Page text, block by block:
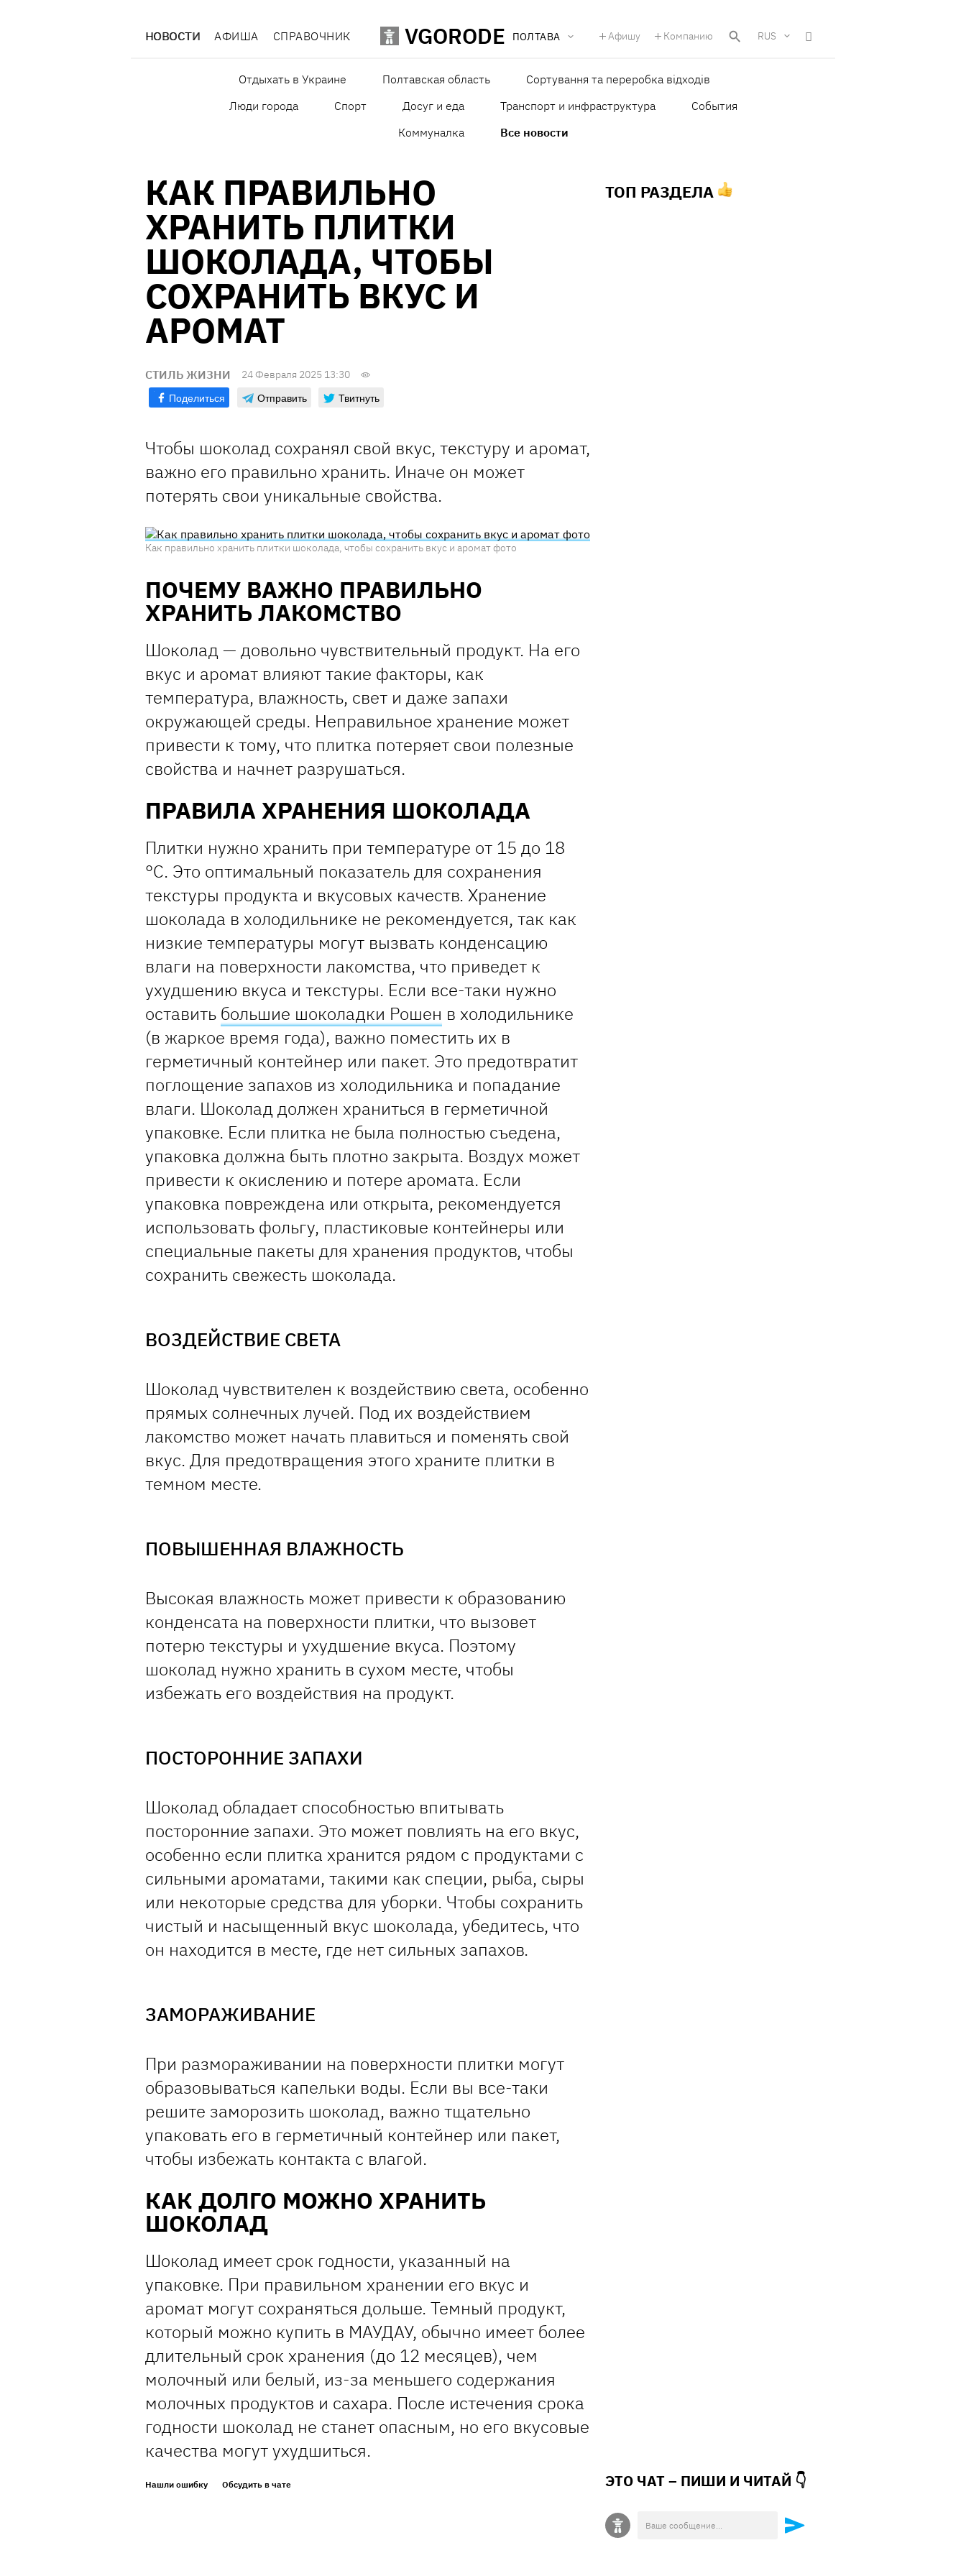
НОВОСТИ АФИША СПРАВОЧНИК VGORODE ПОЛТАВА Афишу Компанию RUS
Отдыхать в Украине Полтавская область
Сортування та переробка відходів
Люди города
Спорт Досуг и еда Транспорт и инфраструктура
События
Коммуналка
Все новости
КАК ПРАВИЛЬНО
ХРАНИТЬ ПЛИТКИ
ШОКОЛАДА, ЧТОБЫ
СОХРАНИТЬ ВКУС И
АРОМАТ
СТИЛЬ ЖИЗНИ 24 Февраля 2025 13:30
Поделиться Отправить Твитнуть
Чтобы шоколад сохранял свой вкус, текстуру и аромат,
важно его правильно хранить. Иначе он может
потерять свои уникальные свойства.
Как правильно хранить плитки шоколада, чтобы сохранить вкус и аромат фото
ПОЧЕМУ ВАЖНО ПРАВИЛЬНО
ХРАНИТЬ ЛАКОМСТВО
Шоколад — довольно чувствительный продукт. На его
вкус и аромат влияют такие факторы, как
температура, влажность, свет и даже запахи
окружающей среды. Неправильное хранение может
привести к тому, что плитка потеряет свои полезные
свойства и начнет разрушаться.
ПРАВИЛА ХРАНЕНИЯ ШОКОЛАДА
Плитки нужно хранить при температуре от 15 до 18
°C. Это оптимальный показатель для сохранения
текстуры продукта и вкусовых качеств. Хранение
шоколада в холодильнике не рекомендуется, так как
низкие температуры могут вызвать конденсацию
влаги на поверхности лакомства, что приведет к
ухудшению вкуса и текстуры. Если все-таки нужно
оставить большие шоколадки Рошен в холодильнике
(в жаркое время года), важно поместить их в
герметичный контейнер или пакет. Это предотвратит
поглощение запахов из холодильника и попадание
влаги. Шоколад должен храниться в герметичной
упаковке. Если плитка не была полностью съедена,
упаковка должна быть плотно закрыта. Воздух может
привести к окислению и потере аромата. Если
упаковка повреждена или открыта, рекомендуется
использовать фольгу, пластиковые контейнеры или
специальные пакеты для хранения продуктов, чтобы
сохранить свежесть шоколада.
ВОЗДЕЙСТВИЕ СВЕТА
Шоколад чувствителен к воздействию света, особенно
прямых солнечных лучей. Под их воздействием
лакомство может начать плавиться и поменять свой
вкус. Для предотвращения этого храните плитки в
темном месте.
ПОВЫШЕННАЯ ВЛАЖНОСТЬ
Высокая влажность может привести к образованию
конденсата на поверхности плитки, что вызовет
потерю текстуры и ухудшение вкуса. Поэтому
шоколад нужно хранить в сухом месте, чтобы
избежать его воздействия на продукт.
ПОСТОРОННИЕ ЗАПАХИ
Шоколад обладает способностью впитывать
посторонние запахи. Это может повлиять на его вкус,
особенно если плитка хранится рядом с продуктами с
сильными ароматами, такими как специи, рыба, сыры
или некоторые средства для уборки. Чтобы сохранить
чистый и насыщенный вкус шоколада, убедитесь, что
он находится в месте, где нет сильных запахов.
ЗАМОРАЖИВАНИЕ
При размораживании на поверхности плитки могут
образовываться капельки воды. Если вы все-таки
решите заморозить шоколад, важно тщательно
упаковать его в герметичный контейнер или пакет,
чтобы избежать контакта с влагой.
КАК ДОЛГО МОЖНО ХРАНИТЬ
ШОКОЛАД
Шоколад имеет срок годности, указанный на
упаковке. При правильном хранении его вкус и
аромат могут сохраняться дольше. Темный продукт,
который можно купить в МАУДАУ, обычно имеет более
длительный срок хранения (до 12 месяцев), чем
молочный или белый, из-за меньшего содержания
молочных продуктов и сахара. После истечения срока
годности шоколад не станет опасным, но его вкусовые
качества могут ухудшиться.
Нашли ошибку Обсудить в чате
ТОП РАЗДЕЛА
ЭТО ЧАТ – ПИШИ И ЧИТАЙ 👇